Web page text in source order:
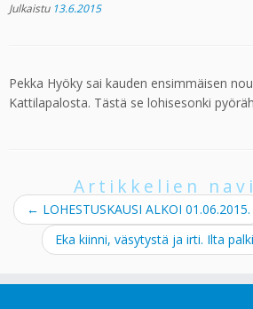
Julkaistu 13.6.2015
Pekka Hyöky sai kauden ensimmäisen
Kattilapalosta. Tästä se lohisesonki
Artikkelien
← LOHESTUSKAUSI ALKOI 01.06.2015.
Eka kiinni, väsytystä ja irti. Ilta